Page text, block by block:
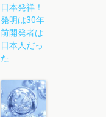
日本発祥！
発明は30年
前開発者は
日本人だっ
た